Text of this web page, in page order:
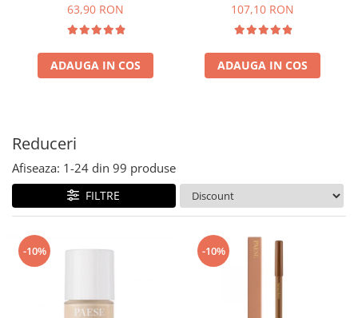
63,90 RON
ADAUGA IN COS
107,10 RON
ADAUGA IN COS
Reduceri
Afiseaza: 1-24 din 99 produse
FILTRE
-10% -10%